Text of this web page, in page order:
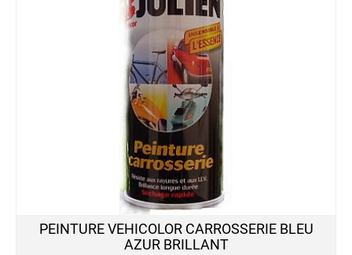
PEINTURE VEHICOLOR CARROSSERIE BLEU
AZUR BRILLANT